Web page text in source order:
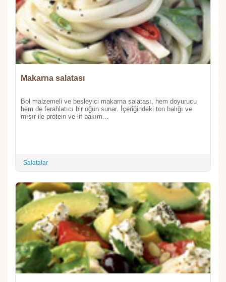
Makarna salatası
Bol malzemeli ve besleyici makarna salatası, hem doyurucu
hem de ferahlatıcı bir öğün sunar. İçeriğindeki ton balığı ve
mısır ile protein ve lif bakım...
Salatalar